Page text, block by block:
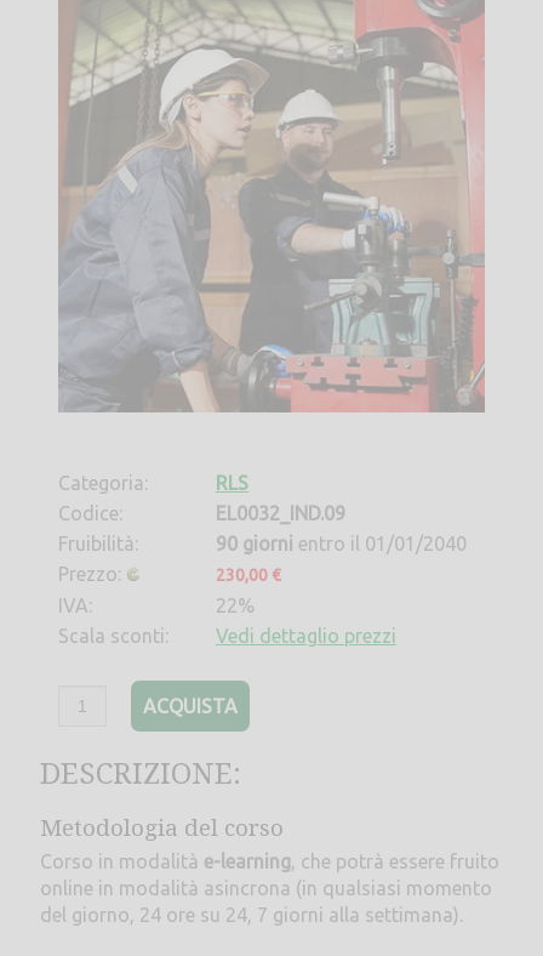
Categoria:
RLS
Codice:
EL0032_IND.09
Fruibilità:
90 giorni entro il 01/01/2040
Prezzo:
230,00 €
IVA:
22%
Scala sconti:
Vedi dettaglio prezzi
ACQUISTA
DESCRIZIONE:
Metodologia del corso
Corso in modalità e-learning, che potrà essere fruito
online in modalità asincrona (in qualsiasi momento
del giorno, 24 ore su 24, 7 giorni alla settimana).